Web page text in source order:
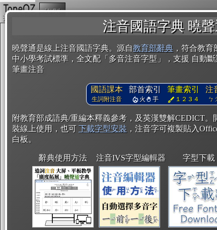
注音國語字典 曉
曉聲通是線上注音國語字典。源自教育部辭典 ，符合教
中小學考試標準，全文配「多音注音字型」，支援 自動
筆畫注音
國語課本
生詞附注音
部首索引
火 手
筆畫索引
１２３４
注
ㄅ
附教育部成語典/重編本釋義參考，及英漢雙解CEDICT
裝線上使用，也可 下載字型安裝 ，注音字可複製貼入
白板。
辭典使用方法 注音IVS字型編輯器 字型下載
複製